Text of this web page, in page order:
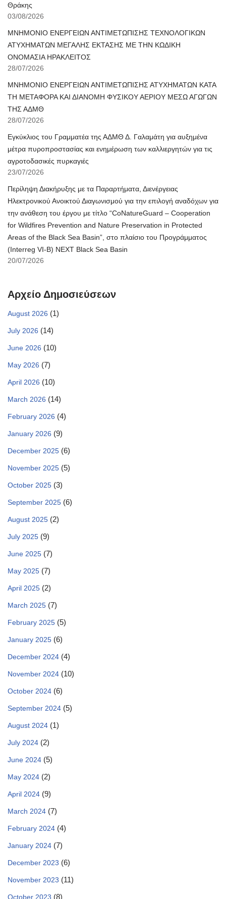
Θράκης
03/08/2026
ΜΝΗΜΟΝΙΟ ΕΝΕΡΓΕΙΩΝ ΑΝΤΙΜΕΤΩΠΙΣΗΣ ΤΕΧΝΟΛΟΓΙΚΩΝ
ΑΤΥΧΗΜΑΤΩΝ ΜΕΓΑΛΗΣ ΕΚΤΑΣΗΣ ΜΕ ΤΗΝ ΚΩΔΙΚΗ
ΟΝΟΜΑΣΙΑ ΗΡΑΚΛΕΙΤΟΣ
28/07/2026
ΜΝΗΜΟΝΙΟ ΕΝΕΡΓΕΙΩΝ ΑΝΤΙΜΕΤΩΠΙΣΗΣ ΑΤΥΧΗΜΑΤΩΝ ΚΑΤΑ
ΤΗ ΜΕΤΑΦΟΡΑ ΚΑΙ ΔΙΑΝΟΜΗ ΦΥΣΙΚΟΥ ΑΕΡΙΟΥ ΜΕΣΩ ΑΓΩΓΩΝ
ΤΗΣ ΑΔΜΘ
28/07/2026
Εγκύκλιος του Γραμματέα της ΑΔΜΘ Δ. Γαλαμάτη για αυξημένα
μέτρα πυροπροστασίας και ενημέρωση των καλλιεργητών για τις
αγροτοδασικές πυρκαγιές
23/07/2026
Περίληψη Διακήρυξης με τα Παραρτήματα, Διενέργειας
Ηλεκτρονικού Ανοικτού Διαγωνισμού για την επιλογή αναδόχων για
την ανάθεση του έργου με τίτλο “CoNatureGuard – Cooperation
for Wildfires Prevention and Nature Preservation in Protected
Areas of the Black Sea Basin”, στο πλαίσιο του Προγράμματος
(Interreg VI-B) NEXT Black Sea Basin
20/07/2026
Αρχείο Δημοσιεύσεων
August 2026 (1)
July 2026 (14)
June 2026 (10)
May 2026 (7)
April 2026 (10)
March 2026 (14)
February 2026 (4)
January 2026 (9)
December 2025 (6)
November 2025 (5)
October 2025 (3)
September 2025 (6)
August 2025 (2)
July 2025 (9)
June 2025 (7)
May 2025 (7)
April 2025 (2)
March 2025 (7)
February 2025 (5)
January 2025 (6)
December 2024 (4)
November 2024 (10)
October 2024 (6)
September 2024 (5)
August 2024 (1)
July 2024 (2)
June 2024 (5)
May 2024 (2)
April 2024 (9)
March 2024 (7)
February 2024 (4)
January 2024 (7)
December 2023 (6)
November 2023 (11)
October 2023 (8)